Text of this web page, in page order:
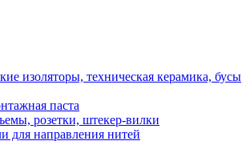
изоляторы, техническая керамика, бусы
паста
розетки, штекер-вилки
для направления нитей